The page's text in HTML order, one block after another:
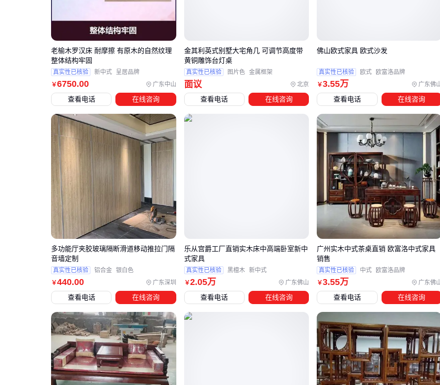
对于需要频繁接待客户的商业空间，酒店定制中式大床
专业家具更注重耐用性和标准化生产。其结构通常采用模块化
设计，便于批量采购后的快速安装维护。
办公场景的特殊性在于既要保持专业氛围，又需避免传统中式
学设计，在保留实木质感的同时提升现代办公舒适度。
小户型更需要关注家具的多功能性，如带伸缩结构的罗汉床既
能作为坐具又可临时充当客床。这类设计通过结构创新解决了
传统中式家具占用空间过大的痛点。
完成主家具选型后，还需要考虑灯具、布艺等配套设备对整体
风格的强化作用，这关系到最终的空间协调性表现。
四、主家具到位后，如何用软装配件提升整体协调性？
现代风格中式家具的视觉平衡，往往取决于软装配件的克制选
择。灯具建议避开传统雕花宫灯，选择线条简洁的亚麻罩吊灯
或隐藏式灯带，既能满足照明需求，又不会破坏空间的简约
感。布艺搭配可考虑低饱和度的亚麻或棉麻材质，避免繁复刺
绣图案，用肌理感代替装饰性元素。
功能性配件需要兼顾实用与风格统一：
窗帘挂钩选择仿古黄铜款时，注意造型要抽象化处理，避免
屏风支架优先考虑可调节高度的铝合金材质，便于配合不同
￥6750.00 广东中山
老榆木罗汉床 耐摩擦 有原木的自然纹理
整体结构牢固
真实性已核验 新中式 呈居品牌
查看电话 在线咨询
面议 北京
金其利英式别墅大宅角几 可调节高度带
黄铜雕饰台灯桌
真实性已核验 图片色 金属框架
查看电话 在线咨询
￥3.55万 广东佛
佛山欧式家具 欧式沙发
真实性已核验 欧式 欧富洛品牌
查看电话 在线咨询
￥440.00 广东深圳
多功能厅夹胶玻璃隔断滑道移动推拉门隔
音墙定制
真实性已核验 铝合金 银白色
查看电话 在线咨询
￥2.05万 广东佛山
乐从宫爵工厂直销实木床中高端卧室新中
式家具
真实性已核验 黑檀木 新中式
查看电话 在线咨询
￥3.55万 广东佛
广州实木中式茶桌直销 欧富洛中式家具
销售
真实性已核验 中式 欧富洛品牌
查看电话 在线咨询